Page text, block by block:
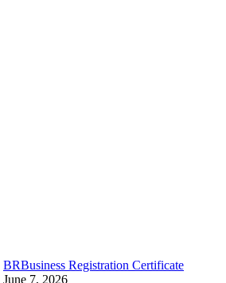
BRBusiness Registration Certificate
June 7, 2026